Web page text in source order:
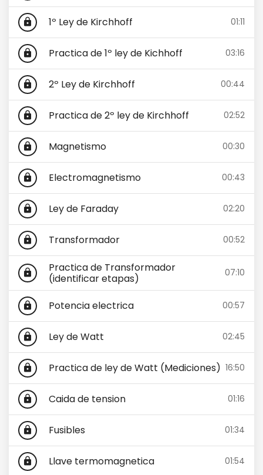
lock 1º Ley de Kirchhoff 01:11
lock Practica de 1º ley de Kichhoff 03:16
lock 2º Ley de Kirchhoff 00:44
lock Practica de 2º ley de Kirchhoff 02:52
lock Magnetismo 00:30
lock Electromagnetismo 00:43
lock Ley de Faraday 02:20
lock Transformador 00:52
lock
Practica de Transformador
(identificar etapas)
07:10
lock Potencia electrica 00:57
lock Ley de Watt 02:45
lock Practica de ley de Watt (Mediciones) 16:50
lock Caida de tension 01:16
lock Fusibles 01:34
lock Llave termomagnetica 01:54